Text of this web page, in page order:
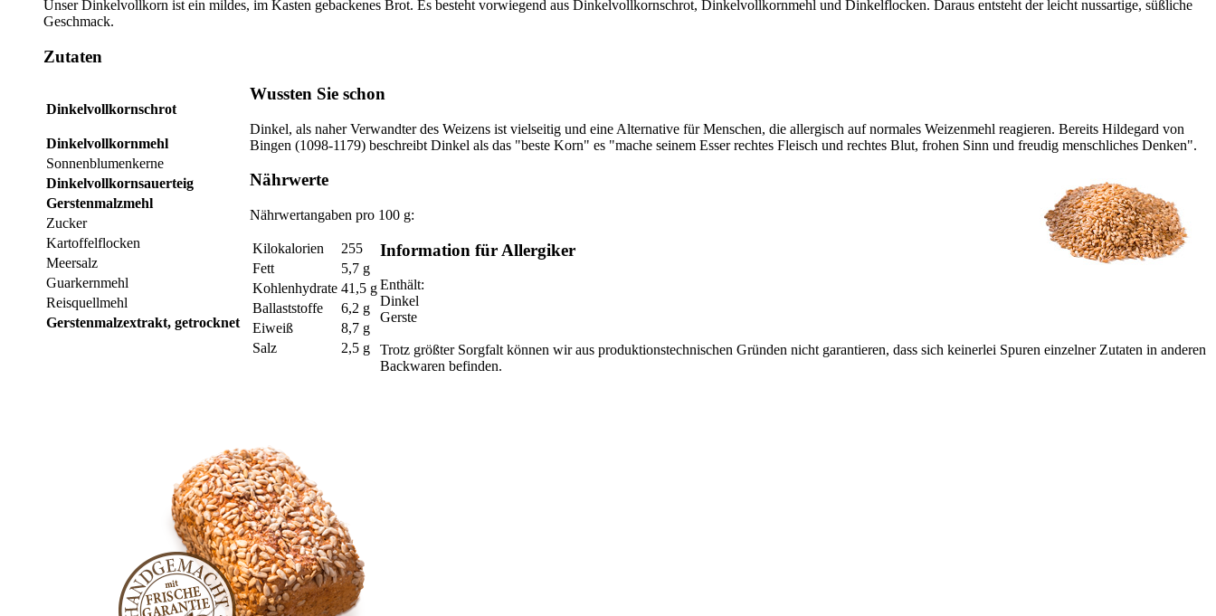
Unser Dinkelvollkorn ist ein mildes, im Kasten gebackenes Brot. Es besteht vorwiegend aus Dinkelvollkornschrot, Dinkelvollkornmehl und Dinkelflocken. Daraus entsteht der leicht nussartige, süßliche
Geschmack.
Zutaten
Dinkelvollkornschrot
Dinkelvollkornmehl
Sonnenblumenkerne
Dinkelvollkornsauerteig
Gerstenmalzmehl
Zucker
Kartoffelflocken
Meersalz
Guarkernmehl
Reisquellmehl
Gerstenmalzextrakt, getrocknet
Wussten Sie schon
Dinkel, als naher Verwandter des Weizens ist vielseitig und eine Alternative für Menschen, die allergisch auf normales Weizenmehl reagieren. Bereits Hildegard von
Bingen (1098-1179) beschreibt Dinkel als das "beste Korn" es "mache seinem Esser rechtes Fleisch und rechtes Blut, frohen Sinn und freudig menschliches Denken".
Nährwerte
Nährwertangaben pro 100 g:
Kilokalorien
255
Fett
5,7 g
Kohlenhydrate 41,5 g
Ballaststoffe
6,2 g
Eiweiß
8,7 g
Salz
2,5 g
Information für Allergiker
Enthält:
Dinkel
Gerste
Trotz größter Sorgfalt können wir aus produktionstechnischen Gründen nicht garantieren, dass sich keinerlei Spuren einzelner Zutaten in anderen
Backwaren befinden.